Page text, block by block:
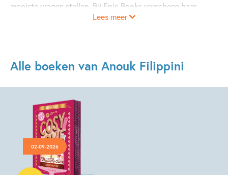
mooiste vragen stellen. Bij Epic Books verscheen haar
adventboek Cosy Love - A Christmas Crime.
Lees meer
Alle boeken van Anouk Filippini
02-09-2026